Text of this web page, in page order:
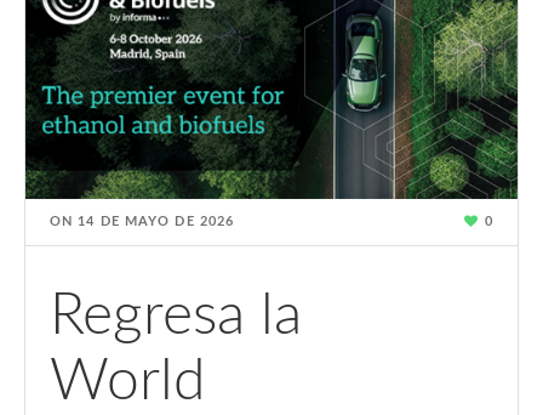
ON 14 DE MAYO DE 2026 0
Regresa la
World